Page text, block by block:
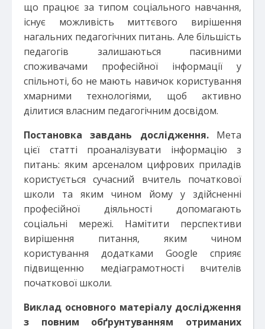
що працює за типом соціального навчання,
існує можливість миттєвого вирішення
нагальних педагогічних питань. Але більшість
педагогів залишаються пасивними
споживачами професійної інформації у
спільноті, бо не мають навичок користування
хмарними технологіями, щоб активно
ділитися власним педагогічним досвідом.
Постановка завдань дослідження.Мета
цієї статті проаналізувати інформацію з
питань: яким арсеналом цифрових приладів
користується сучасний вчитель початкової
школи та яким чином йому у здійсненні
професійної діяльності допомагають
соціальні мережі. Намітити перспективи
вирішення питання, яким чином
користування додатками Google сприяє
підвищенню медіаграмотності вчителів
початкової школи.
Виклад основного матеріалу дослідження
з повним обґрунтуванням отриманих